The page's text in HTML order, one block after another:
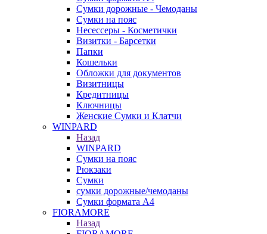
Сумки дорожные - Чемоданы
Сумки на пояс
Несессеры - Косметички
Визитки - Барсетки
Папки
Кошельки
Обложки для документов
Визитницы
Кредитницы
Ключницы
Женские Сумки и Клатчи
WINPARD
Назад
WINPARD
Сумки на пояс
Рюкзаки
Сумки
сумки дорожные/чемоданы
Сумки формата А4
FIORAMORE
Назад